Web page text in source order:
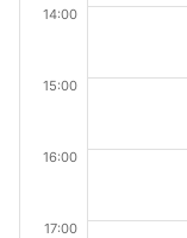
14:00
15:00
16:00
17:00